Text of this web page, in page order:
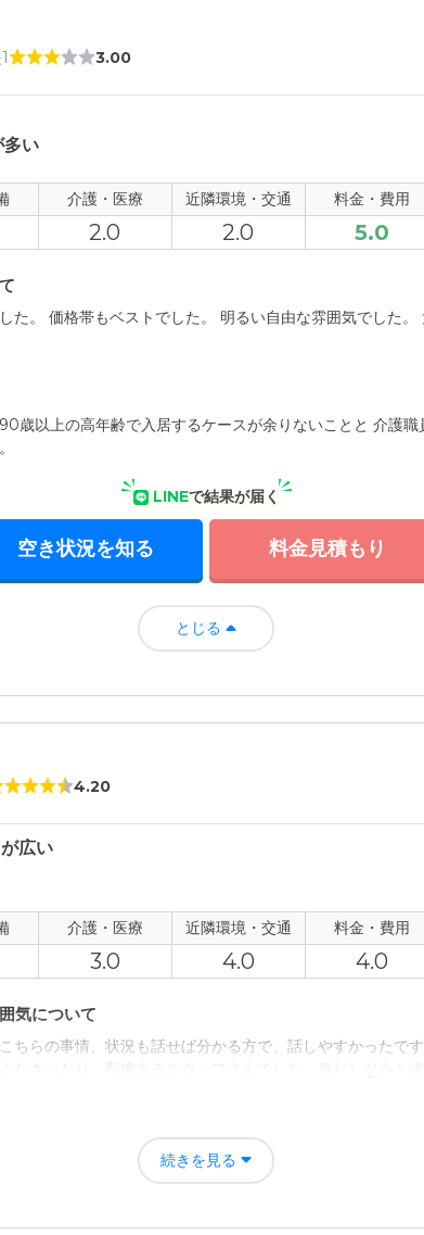
3.00
多い
介護・医療 近隣環境・交通 料金・費用
2.0 2.0 5.0
た。 価格帯もベストでした。 明るい自由な雰囲気でした
歳以上の高年齢で入居するケースが余りないことと 介護
LINEで結果が届く
空き状況を知る 料金見積もり
とじる
4.20
広い
介護・医療 近隣環境・交通 料金・費用
3.0 4.0 4.0
気について
ちらの事情、状況も話せば分かる方で、話しやすかったで
環境でした。建物はキレイでシンプルな印象で20年ほど経
続きを見る